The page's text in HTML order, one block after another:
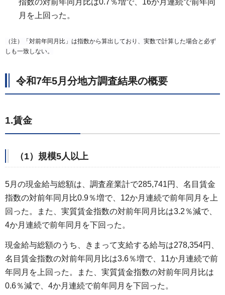
月を上回った。
（注）「対前年同月比」は指数から算出しており、実数で計算した場合と必ず
しも一致しない。
令和7年5月分地方調査結果の概要
1.賃金
（1）規模5人以上
5月の現金給与総額は、調査産業計で285,741円、名目賃金
指数の対前年同月比0.9％増で、12か月連続で前年同月を上
回った。また、実質賃金指数の対前年同月比は3.2％減で、
4か月連続で前年同月を下回った。
現金給与総額のうち、きまって支給する給与は278,354円、
名目賃金指数の対前年同月比は3.6％増で、11か月連続で前
年同月を上回った。また、実質賃金指数の対前年同月比は
0.6％減で、4か月連続で前年同月を下回った。